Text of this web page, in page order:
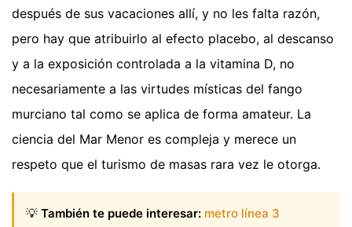
después de sus vacaciones allí, y no les falta razón,
pero hay que atribuirlo al efecto placebo, al descanso
y a la exposición controlada a la vitamina D, no
necesariamente a las virtudes místicas del fango
murciano tal como se aplica de forma amateur. La
ciencia del Mar Menor es compleja y merece un
respeto que el turismo de masas rara vez le otorga.
💡 También te puede interesar: metro línea 3